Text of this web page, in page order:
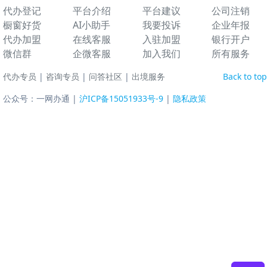
代办登记
橱窗好货
代办加盟
微信群
平台介绍
AI小助手
在线客服
企微客服
平台建议
我要投诉
入驻加盟
加入我们
公司注销
企业年报
银行开户
所有服务
Back to top
代办专员 | 咨询专员 | 问答社区 | 出境服务
公众号：一网办通 | 沪ICP备15051933号-9 | 隐私政策